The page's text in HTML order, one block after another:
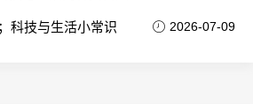
科技与生活小常识 2026-07-09